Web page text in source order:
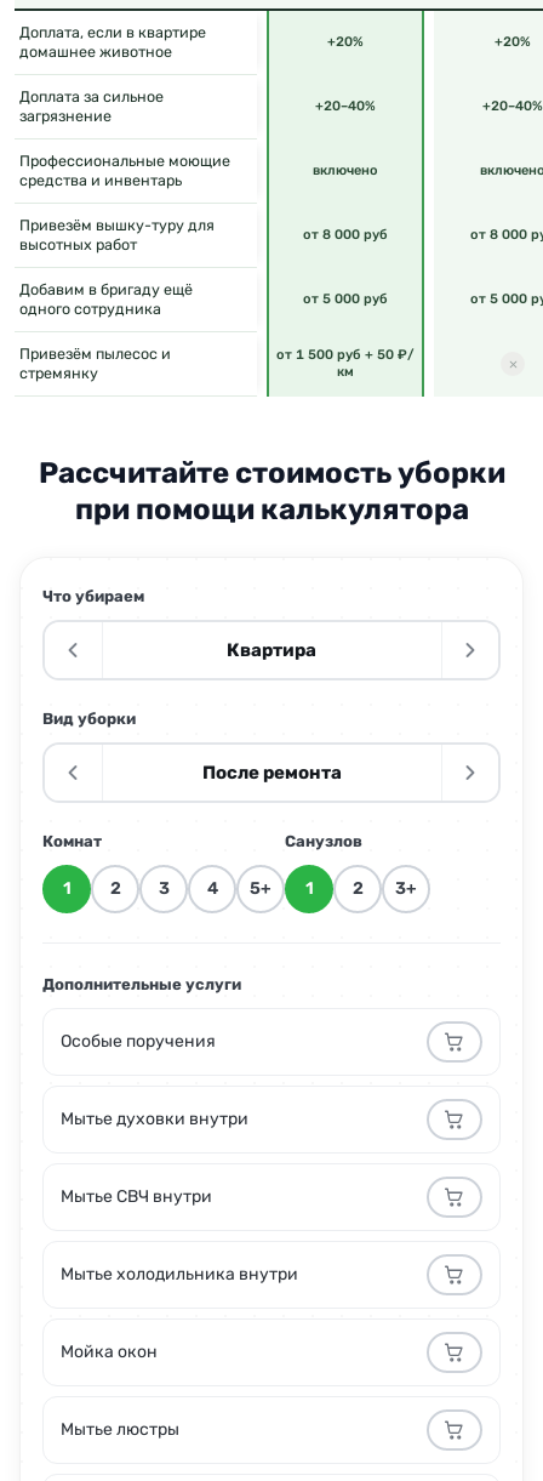
Доплата, если в квартире
домашнее животное
+20% +20%
Доплата за сильное
загрязнение
+20–40% +20–40%
Профессиональные моющие
средства и инвентарь
включено
Привезём вышку-туру для
высотных работ
от 8 000 руб от 8 000
Добавим в бригаду ещё
одного сотрудника
от 5 000 руб от 5 000
Привезём пылесос и
стремянку
от 1 500 руб + 50 ₽/
км
Рассчитайте стоимость уборки
при помощи калькулятора
Что убираем
Квартира
Вид уборки
После ремонта
Комнат
1 2 3 4 5+
Санузлов
1 2 3+
Дополнительные услуги
Особые поручения
Мытье духовки внутри
Мытье СВЧ внутри
Мытье холодильника внутри
Мойка окон
Мытье люстры